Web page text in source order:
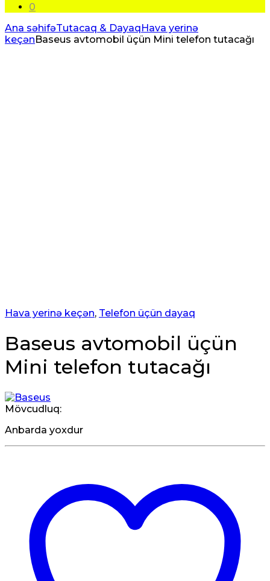
0
Ana səhifəTutacaq & DayaqHava yerinə
keçənBaseus avtomobil üçün Mini telefon tutacağı
Hava yerinə keçən, Telefon üçün dayaq
Baseus avtomobil üçün
Mini telefon tutacağı
Mövcudluq:
Anbarda yoxdur